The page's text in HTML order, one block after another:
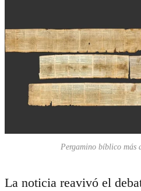
Pergamino bíblico más
La noticia reavivó el